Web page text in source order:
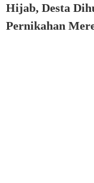
Hijab, Desta
Pernikahan